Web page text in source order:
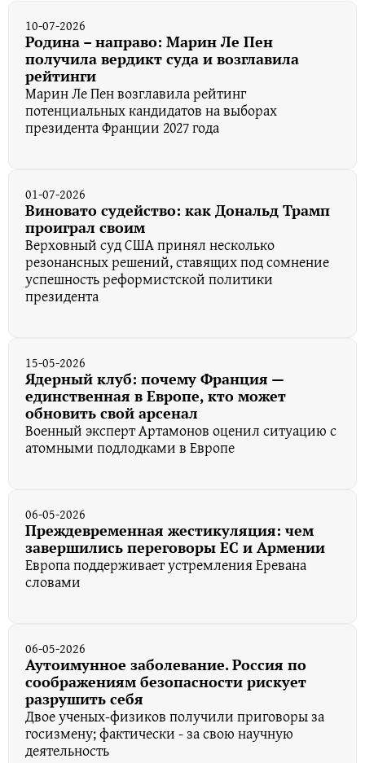
10-07-2026
Родина – направо: Марин Ле Пен
получила вердикт суда и возглавила
рейтинги
Марин Ле Пен возглавила рейтинг
потенциальных кандидатов на выборах
президента Франции 2027 года
01-07-2026
Виновато судейство: как Дональд Трамп
проиграл своим
Верховный суд США принял несколько
резонансных решений, ставящих под сомнение
успешность реформистской политики
президента
15-05-2026
Ядерный клуб: почему Франция —
единственная в Европе, кто может
обновить свой арсенал
Военный эксперт Артамонов оценил ситуацию с
атомными подлодками в Европе
06-05-2026
Преждевременная жестикуляция: чем
завершились переговоры ЕС и Армении
Европа поддерживает устремления Еревана
словами
06-05-2026
Аутоимунное заболевание. Россия по
соображениям безопасности рискует
разрушить себя
Двое ученых-физиков получили приговоры за
госизмену; фактически - за свою научную
деятельность